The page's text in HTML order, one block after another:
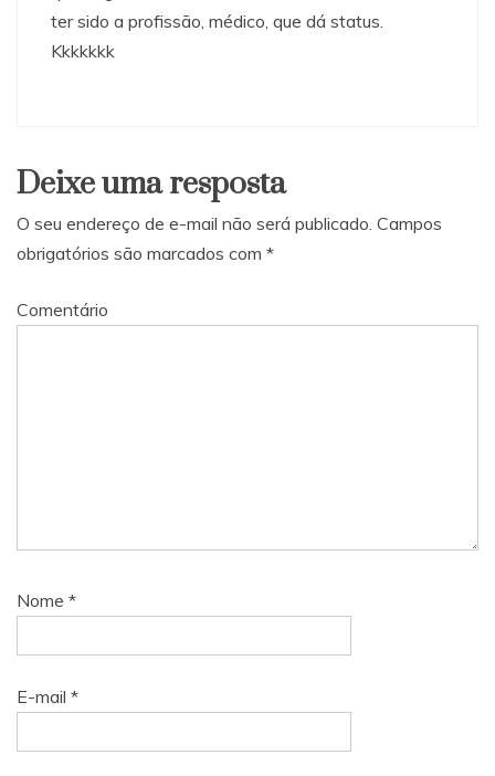
ter sido a profissão, médico, que dá status.
Kkkkkkk
Deixe uma resposta
O seu endereço de e-mail não será publicado. Campos
obrigatórios são marcados com *
Comentário
Nome *
E-mail *